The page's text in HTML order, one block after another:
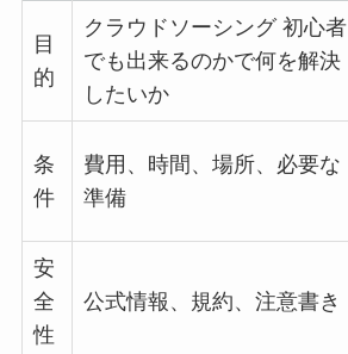
目
的
クラウドソーシング 初心者
でも出来るのかで何を解決
したいか
条
件
費用、時間、場所、必要な
準備
安
全
性
公式情報、規約、注意書き